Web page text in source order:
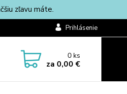
zľavu máte.
Prihlásenie
0ks
za 0,00 €